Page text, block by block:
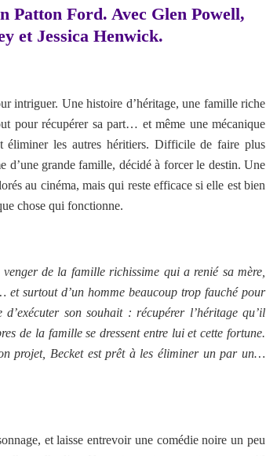
Patton Ford. Avec Glen Powell,
et Jessica Henwick.
intriguer. Une histoire d’héritage, une famille riche
pour récupérer sa part… et même une mécanique
éliminer les autres héritiers. Difficile de faire plus
grande famille, décidé à forcer le destin. Une
au cinéma, mais qui reste efficace si elle est bien
chose qui fonctionne.
venger de la famille richissime qui a renié sa mère,
et surtout d’un homme beaucoup trop fauché pour
son souhait : récupérer l’héritage qu’il
de la famille se dressent entre lui et cette fortune.
projet, Becket est prêt à les éliminer un par un…
et laisse entrevoir une comédie noire un peu